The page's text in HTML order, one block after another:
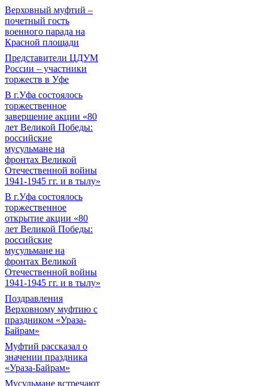
Верховный муфтий –
почетный гость
военного парада на
Красной площади
Представители ЦДУМ
России – участники
торжеств в Уфе
В г.Уфа состоялось
торжественное
завершение акции «80
лет Великой Победы:
российские
мусульмане на
фронтах Великой
Отечественной войны
1941-1945 гг. и в тылу»
В г.Уфа состоялось
торжественное
открытие акции «80
лет Великой Победы:
российские
мусульмане на
фронтах Великой
Отечественной войны
1941-1945 гг. и в тылу»
Поздравления
Верховному муфтию с
праздником «Ураза-
Байрам»
Муфтий рассказал о
значении праздника
«Ураза-Байрам»
Мусульмане встречают